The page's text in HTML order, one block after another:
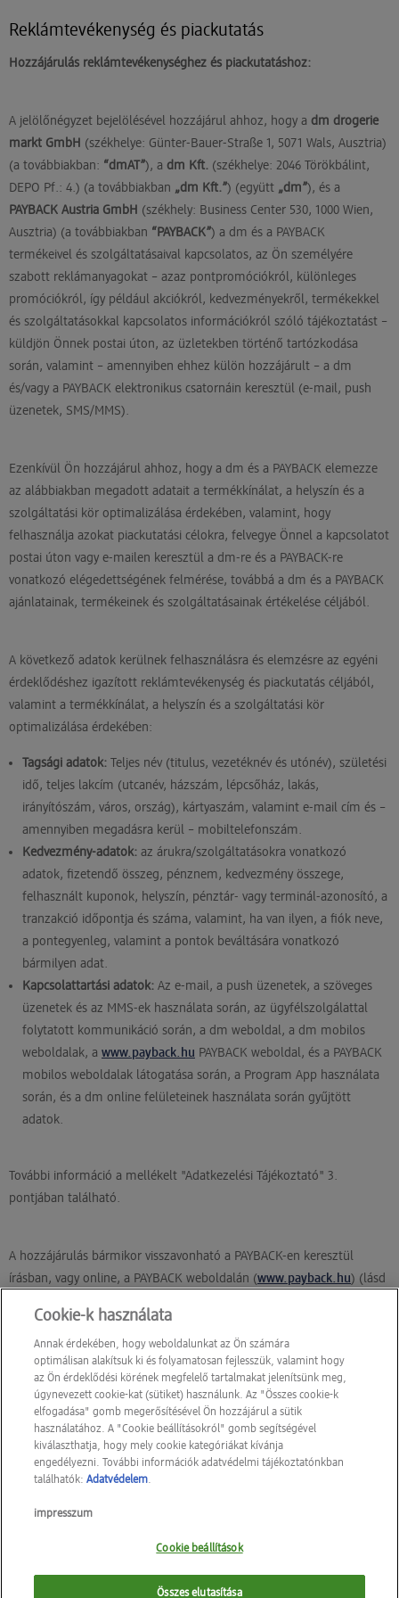
Reklámtevékenység és piackutatás
Hozzájárulás reklámtevékenységhez és piackutatáshoz:
A jelölőnégyzet bejelölésével hozzájárul ahhoz, hogy a dm drogerie
markt GmbH (székhelye: Günter-Bauer-Straße 1, 5071 Wals, Ausztria)
(a továbbiakban: “dmAT”), a dm Kft. (székhelye: 2046 Törökbálint,
DEPO Pf.: 4.) (a továbbiakban „dm Kft.”) (együtt „dm”), és a
PAYBACK Austria GmbH (székhely: Business Center 530, 1000 Wien,
Ausztria) (a továbbiakban “PAYBACK”) a dm és a PAYBACK
termékeivel és szolgáltatásaival kapcsolatos, az Ön személyére
szabott reklámanyagokat – azaz pontpromóciókról, különleges
promóciókról, így például akciókról, kedvezményekről, termékekkel
és szolgáltatásokkal kapcsolatos információkról szóló tájékoztatást –
küldjön Önnek postai úton, az üzletekben történő tartózkodása
során, valamint – amennyiben ehhez külön hozzájárult – a dm
és/vagy a PAYBACK elektronikus csatornáin keresztül (e-mail, push
üzenetek, SMS/MMS).
Ezenkívül Ön hozzájárul ahhoz, hogy a dm és a PAYBACK elemezze
az alábbiakban megadott adatait a termékkínálat, a helyszín és a
szolgáltatási kör optimalizálása érdekében, valamint, hogy
felhasználja azokat piackutatási célokra, felvegye Önnel a kapcsolatot
postai úton vagy e-mailen keresztül a dm-re és a PAYBACK-re
vonatkozó elégedettségének felmérése, továbbá a dm és a PAYBACK
ajánlatainak, termékeinek és szolgáltatásainak értékelése céljából.
A következő adatok kerülnek felhasználásra és elemzésre az egyéni
érdeklődéshez igazított reklámtevékenység és piackutatás céljából,
valamint a termékkínálat, a helyszín és a szolgáltatási kör
optimalizálása érdekében:
Tagsági adatok: Teljes név (titulus, vezetéknév és utónév), születési
idő, teljes lakcím (utcanév, házszám, lépcsőház, lakás,
irányítószám, város, ország), kártyaszám, valamint e-mail cím és –
amennyiben megadásra kerül – mobiltelefonszám.
Kedvezmény-adatok: az árukra/szolgáltatásokra vonatkozó
adatok, fizetendő összeg, pénznem, kedvezmény összege,
felhasznált kuponok, helyszín, pénztár- vagy terminál-azonosító, a
tranzakció időpontja és száma, valamint, ha van ilyen, a fiók neve,
a pontegyenleg, valamint a pontok beváltására vonatkozó
bármilyen adat.
Kapcsolattartási adatok: Az e-mail, a push üzenetek, a szöveges
üzenetek és az MMS-ek használata során, az ügyfélszolgálattal
folytatott kommunikáció során, a dm weboldal, a dm mobilos
weboldalak, a www.payback.hu PAYBACK weboldal, és a PAYBACK
mobilos weboldalak látogatása során, a Program App használata
során, és a dm online felületeinek használata során gyűjtött
adatok.
További információ a mellékelt "Adatkezelési Tájékoztató" 3.
pontjában található.
A hozzájárulás bármikor visszavonható a PAYBACK-en keresztül
írásban, vagy online, a PAYBACK weboldalán (www.payback.hu) (lásd
nem érinti a visszavonás pillanatáig tartó és Ön által előzetesen
elfogadott adatfeldolgozás jogszerűségét.
A hozzájárulás ezenkívül bármikor visszavonható írásban vagy online
a dm weblodalán (dm.hu) (lásd „Adatkezelési tájékoztató” 3.3.
pontja). A hozzájárulás visszavonása nem érinti a visszavonás
pillanatáig tartó és az Ön által előzetesen elfogadott adatfeldolgozás
regisztrációjaezenhozzájárulás nélkül is
érvényes.
Cookie-k használata
Annak érdekében, hogy weboldalunkat az Ön számára
optimálisan alakítsuk ki és folyamatosan fejlesszük, valamint hogy
az Ön érdeklődési körének megfelelő tartalmakat jelenítsünk meg,
úgynevezett cookie-kat (sütiket) használunk. Az "Összes cookie-k
elfogadása" gomb megerősítésével Ön hozzájárul a sütik
használatához. A "Cookie beállításokról" gomb segítségével
kiválaszthatja, hogy mely cookie kategóriákat kívánja
engedélyezni. További információk adatvédelmi tájékoztatónkban
találhatók:Adatvédelem.
impresszum
Cookie beállítások
Összes elutasítása